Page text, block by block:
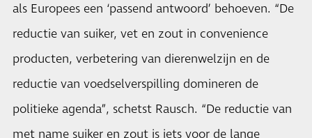
als Europees een ‘passend antwoord’ behoeven. “De
reductie van suiker, vet en zout in convenience
producten, verbetering van dierenwelzijn en de
reductie van voedselverspilling domineren de
politieke agenda”, schetst Rausch. “De reductie van
met name suiker en zout is iets voor de lange